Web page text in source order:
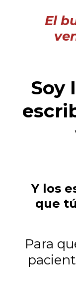
El
Soy
Y los
que
Para